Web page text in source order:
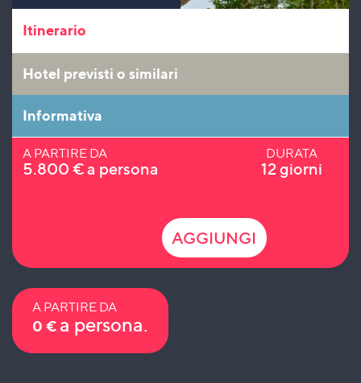
Itinerario
Hotel previsti o similari
Informativa
A PARTIRE DA
5.800 €a persona
DURATA
12 giorni
AGGIUNGI
A PARTIRE DA
0 € a persona.